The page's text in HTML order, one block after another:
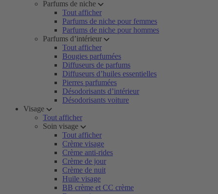
Parfums de niche
Tout afficher
Parfums de niche pour femmes
Parfums de niche pour hommes
Parfums d’intérieur
Tout afficher
Bougies parfumées
Diffuseurs de parfums
Diffuseurs d’huiles essentielles
Pierres parfumées
Désodorisants d’intérieur
Désodorisants voiture
Visage
Tout afficher
Soin visage
Tout afficher
Crème visage
Crème anti-rides
Crème de jour
Crème de nuit
Huile visage
BB crème et CC crème